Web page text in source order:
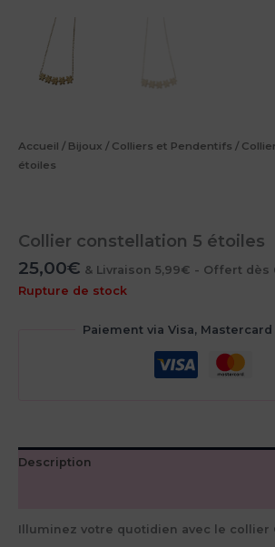
Accueil / Bijoux / Colliers et Pendentifs /
étoiles
Collier constellation 5 étoiles
25,00€ & Livraison 5,99€ - Offert dès
Rupture de stock
Paiement via Visa,
Description
Illuminez votre quotidien avec le collier